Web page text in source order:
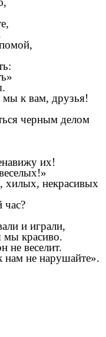
к вам, друзья!
черным делом
их!
некрасивых
и играли,
мы красиво.
не веселит.
нам не нарушайте».